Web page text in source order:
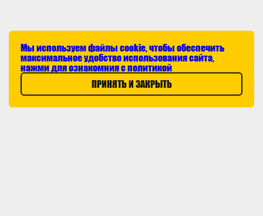
Мы используем файлы cookie, чтобы обеспечить
максимальное удобство использования сайта,
нажми для ознакомния с политикой
ПРИНЯТЬ И ЗАКРЫТЬ